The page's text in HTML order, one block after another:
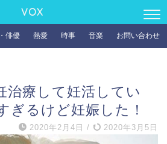
VOX
俳優 熱愛 時事 音楽 お問い合わせ
治療して妊活してい
ぎるけど妊娠した！
2020年2月4日 / 2020年3月5日